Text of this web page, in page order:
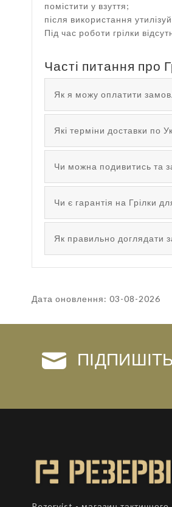
помістити у взуття;
після використання
Під час роботи грілки
Часті питання про
Як я можу оплатити
Які терміни доставки по
Чи можна подивитись та
Чи є гарантія на Грілки
Як правильно доглядати
Дата оновлення: 03-08-2026